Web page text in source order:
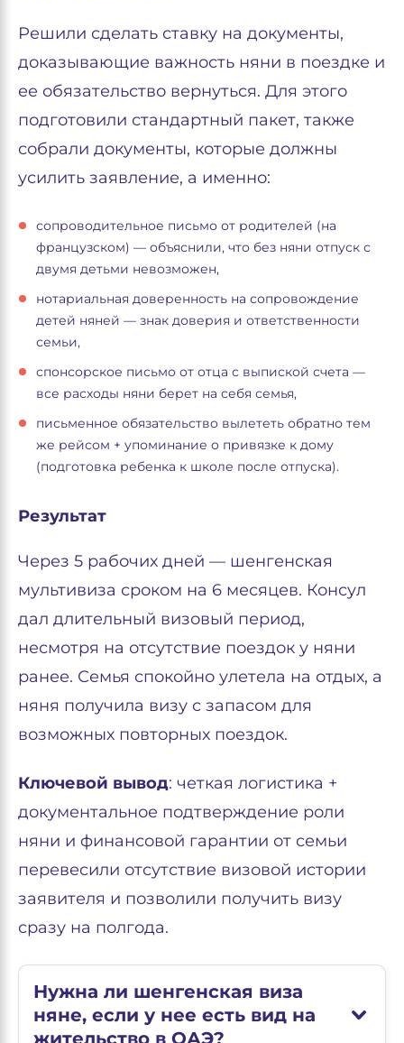
Решили сделать ставку на документы,
доказывающие важность няни в поездке и
ее обязательство вернуться. Для этого
подготовили стандартный пакет, также
собрали документы, которые должны
усилить заявление, а именно:
сопроводительное письмо от родителей (на
французском) — объяснили, что без няни отпуск с
двумя детьми невозможен,
нотариальная доверенность на сопровождение
детей няней — знак доверия и ответственности
семьи,
спонсорское письмо от отца с выпиской счета —
все расходы няни берет на себя семья,
письменное обязательство вылететь обратно тем
же рейсом + упоминание о привязке к дому
(подготовка ребенка к школе после отпуска).
Результат
Через 5 рабочих дней — шенгенская
мультивиза сроком на 6 месяцев. Консул
дал длительный визовый период,
несмотря на отсутствие поездок у няни
ранее. Семья спокойно улетела на отдых, а
няня получила визу с запасом для
возможных повторных поездок.
Ключевой вывод: четкая логистика +
документальное подтверждение роли
няни и финансовой гарантии от семьи
перевесили отсутствие визовой истории
заявителя и позволили получить визу
сразу на полгода.
Нужна ли шенгенская виза
няне, если у нее есть вид на
жительство в ОАЭ?